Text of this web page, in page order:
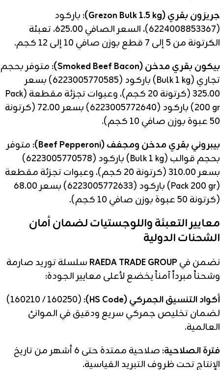
جريزون بقري (Grezon Bulk 1.5 kg):
باركود
(6224008853367)، السعر الصافي 625.00، تعبئة
الكرتونة من 5 إلى 7 قطع بوزن صافي 10 إلى 12 كجم.
بيكون بقري مدخن (Smoked Beef Bacon):
متوفر بحجم
تجاري (Bulk 1 kg) باركود (6223005770585) بسعر
325.00 (كرتونة 20 كجم)، وعبوات تجزئة مقطعة (Pack
200 gr) باركود (6223005772640) بسعر 72.00 (كرتونة
50 عبوة بوزن صافي 10 كجم).
بيبروني بقري مدخن ومجفف (Beef Pepperoni):
متوفر
بحجم قوالب (Bulk 1 kg) باركود (6223005770578)
بسعر 310.00 (كرتونة 20 كجم)، وعبوات تجزئة مقطعة
(Pack 200 gr) باركود (6223005772633) بسعر 68.00
(كرتونة 50 عبوة بوزن صافي 10 كجم).
معايير التعبئة واللوجستيات لضمان أمان
الشحنات الدولية
نضمن فيRAEDA TRADE GROUP سلسلة توريد صارمة
وشحناً مبرداً آمناً يخضع لأعلى معايير الجودة:
أكواد التنسيق الجمركي (HS Code):
(160210 / 160250)
لضمان تخليص جمركي سريع ودقيق في الموانئ
العالمية.
فترة الصلاحية:
صلاحية ممتدة حتى 6 أشهر من تاريخ
الإنتاج تحت ظروف التبريد القياسية.